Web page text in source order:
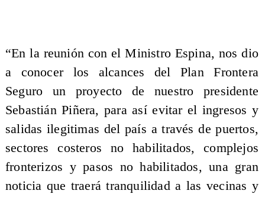
“En la reunión con el Ministro Espina, nos dio
a conocer los alcances del Plan Frontera
Seguro un proyecto de nuestro presidente
Sebastián Piñera, para así evitar el ingresos y
salidas ilegitimas del país a través de puertos,
sectores costeros no habilitados, complejos
fronterizos y pasos no habilitados, una gran
noticia que traerá tranquilidad a las vecinas y